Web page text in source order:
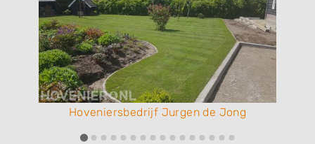
Hoveniersbedrijf Jurgen de Jong